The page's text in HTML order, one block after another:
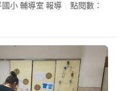
小 輔導室 報導
點閱數：